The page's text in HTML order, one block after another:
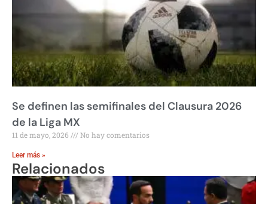
Se definen las semifinales del Clausura 2026
de la Liga MX
11 de mayo, 2026 No hay comentarios
Leer más »
Relacionados